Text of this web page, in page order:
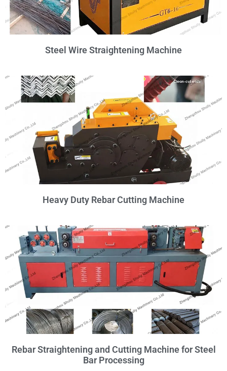
Steel Wire Straightening Machine
Heavy Duty Rebar Cutting Machine
Rebar Straightening and Cutting Machine for Steel
Bar Processing